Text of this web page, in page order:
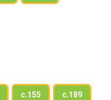
с.155 с.189